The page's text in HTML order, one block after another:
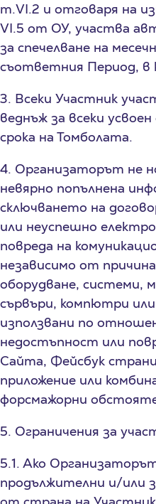
т.VI.2 и отговаря на
VI.5 от ОУ, участва
за спечелване на
съответния Период, в
3. Всеки Участник
веднъж за всеки
срока на Томболата.
4. Организаторът не
невярно попълнена
сключването на
или неуспешно
повреда на
независимо от
оборудване, системи,
сървъри, компютри
използвани по
недостъпност или
Сайта, Фейсбук
приложение или
форсмажорни
5. Ограничения за
5.1. Ако
продължителни и/или